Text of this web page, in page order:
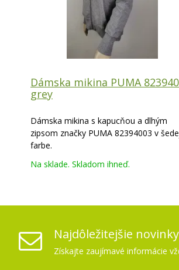
Dámska mikina PUMA
grey
Dámska mikina s kapucňou a dlhým
zipsom značky PUMA 82394003 v
farbe.
Na sklade. Skladom ihneď.
Najdôležitejšie
Získajte zaujímavé informácie